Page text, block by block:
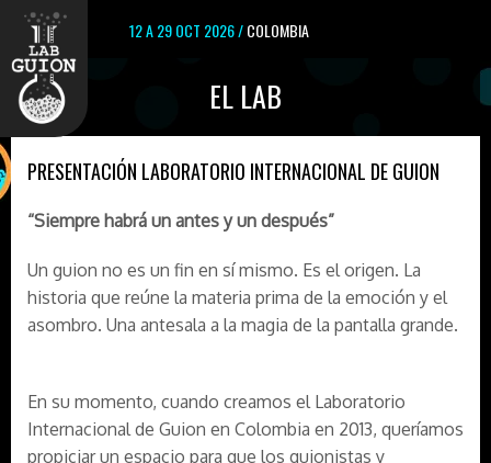
12 A 29 OCT 2026 /COLOMBIA
EL LAB
PRESENTACIÓN LABORATORIO INTERNACIONAL DE GUION
“Siempre habrá un antes y un después”
Un guion no es un fin en sí mismo. Es el origen. La
historia que reúne la materia prima de la emoción y el
asombro. Una antesala a la magia de la pantalla grande.
En su momento, cuando creamos el Laboratorio
Internacional de Guion en Colombia en 2013, queríamos
propiciar un espacio para que los guionistas y